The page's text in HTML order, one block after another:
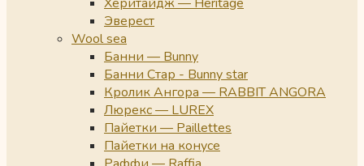
Эверест
Wool sea
Банни — Bunny
Банни Стар - Bunny star
Кролик Ангора — RABBIT ANGORA
Люрекс — LUREX
Пайетки — Paillettes
Пайетки на конусе